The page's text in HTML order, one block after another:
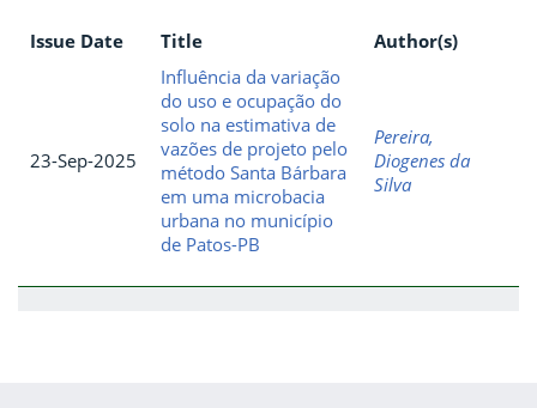
Issue Date Title Author(s)
23-Sep-2025
Influência da variação
do uso e ocupação do
solo na estimativa de
vazões de projeto pelo
método Santa Bárbara
em uma microbacia
urbana no município
de Patos-PB
Pereira,
Diogenes da
Silva